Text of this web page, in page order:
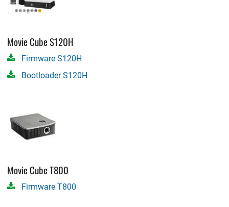
Movie Cube S120H
Firmware S120H
Bootloader S120H
Movie Cube T800
Firmware T800